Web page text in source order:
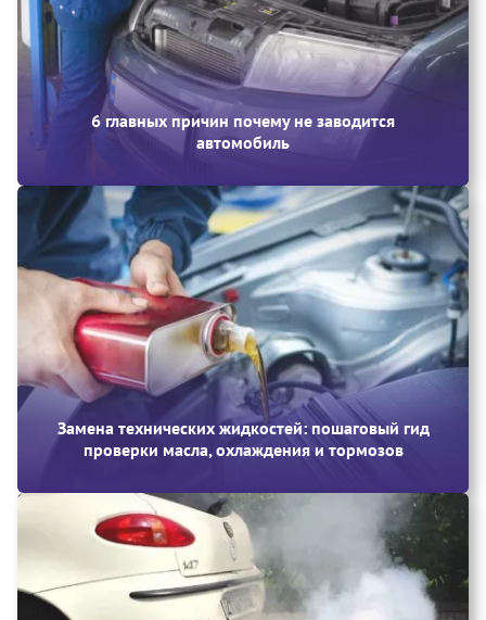
6 главных причин почему не заводится
автомобиль
Замена технических жидкостей: пошаговый гид
проверки масла, охлаждения и тормозов